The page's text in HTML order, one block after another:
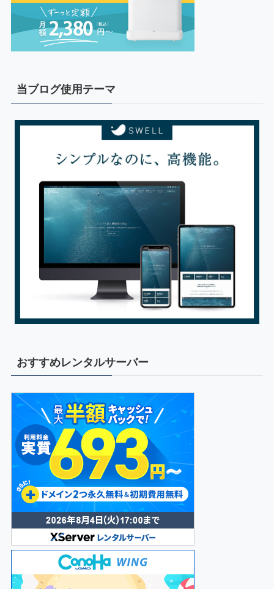
当ブログ使用テーマ
おすすめレンタルサーバー